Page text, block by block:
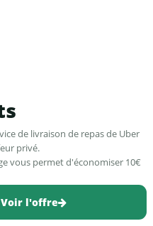
de livraison de repas de Uber
privé.
vous permet d'économiser 10€
Voir l'offre